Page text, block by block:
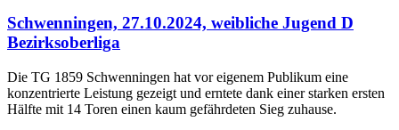
Schwenningen, 27.10.2024, weibliche Jugend D
Bezirksoberliga
Die TG 1859 Schwenningen hat vor eigenem Publikum eine
konzentrierte Leistung gezeigt und erntete dank einer starken ersten
Hälfte mit 14 Toren einen kaum gefährdeten Sieg zuhause.